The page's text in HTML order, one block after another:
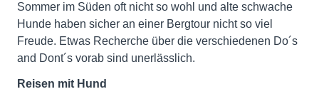
Sommer im Süden oft nicht so wohl und alte schwache
Hunde haben sicher an einer Bergtour nicht so viel
Freude. Etwas Recherche über die verschiedenen Do´s
and Dont´s vorab sind unerlässlich.
Reisen mit Hund